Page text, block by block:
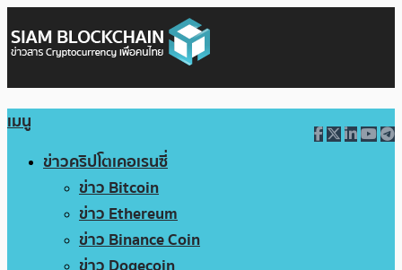
เมนู
ข่าวคริปโตเคอเรนซี่
ข่าว Bitcoin
ข่าว Ethereum
ข่าว Binance Coin